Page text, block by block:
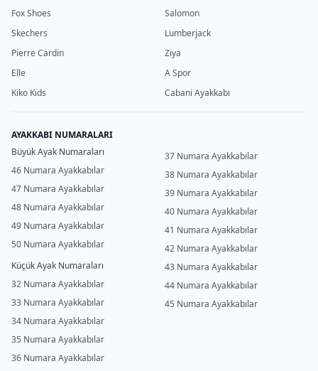
Fox Shoes
Skechers
Pierre Cardin
Elle
Kiko Kids
Salomon
Lumberjack
Ziya
A Spor
Cabani Ayakkabı
AYAKKABI NUMARALARI
Büyük Ayak Numaraları
46 Numara Ayakkabılar
47 Numara Ayakkabılar
48 Numara Ayakkabılar
49 Numara Ayakkabılar
50 Numara Ayakkabılar
Küçük Ayak Numaraları
32 Numara Ayakkabılar
33 Numara Ayakkabılar
34 Numara Ayakkabılar
35 Numara Ayakkabılar
36 Numara Ayakkabılar
37 Numara Ayakkabılar
38 Numara Ayakkabılar
39 Numara Ayakkabılar
40 Numara Ayakkabılar
41 Numara Ayakkabılar
42 Numara Ayakkabılar
43 Numara Ayakkabılar
44 Numara Ayakkabılar
45 Numara Ayakkabılar